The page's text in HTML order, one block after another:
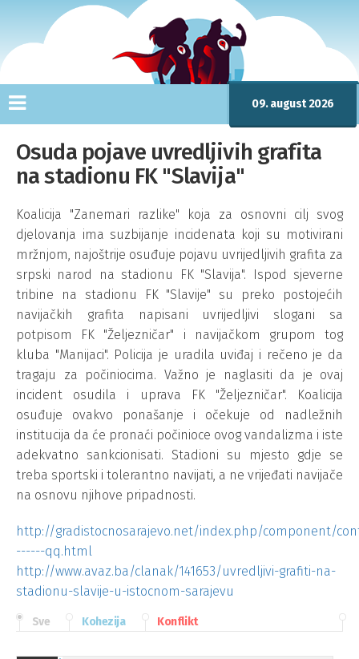
09. august 2026
Osuda pojave uvredljivih grafita
na stadionu FK "Slavija"
Koalicija "Zanemari razlike" koja za osnovni cilj svog
djelovanja ima suzbijanje incidenata koji su motivirani
mržnjom, najoštrije osuđuje pojavu uvrijedljivih grafita za
srpski narod na stadionu FK "Slavija". Ispod sjeverne
tribine na stadionu FK "Slavije" su preko postojećih
navijačkih grafita napisani uvrijedljivi slogani sa
potpisom FK "Željezničar" i navijačkom grupom tog
kluba "Manijaci". Policija je uradila uviđaj i rečeno je da
tragaju za počiniocima. Važno je naglasiti da je ovaj
incident osudila i uprava FK "Željezničar". Koalicija
osuđuje ovakvo ponašanje i očekuje od nadležnih
institucija da će pronaći počinioce ovog vandalizma i iste
adekvatno sankcionisati. Stadioni su mjesto gdje se
treba sportski i tolerantno navijati, a ne vrijeđati navijače
na osnovu njihove pripadnosti.
http://gradistocnosarajevo.net/index.php/component/
------qq.html
http://www.avaz.ba/clanak/141653/uvredljivi-grafiti-na-
stadionu-slavije-u-istocnom-sarajevu
Sve Kohezija Konflikt